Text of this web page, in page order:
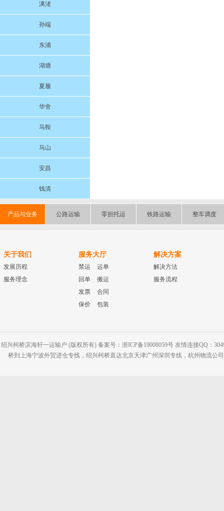
漓渚
孙端
东浦
湖塘
夏履
华舍
马鞍
马山
安昌
钱清
产品与业务 公路运输 零担托运 铁路运输 整车调度
关于我们
发展历程
服务理念
服务大厅
禁运
运单
回单
搬运
发票
合同
保价
包装
解决方案
解决方法
服务流程
绍兴柯桥滨海轩一运输户 (版权所有) 备案号：浙ICP备19008059号 友情连接QQ：
桥到上海宁波外贸进仓专线，绍兴柯桥直达北京天津广州深圳专线，杭州物流公